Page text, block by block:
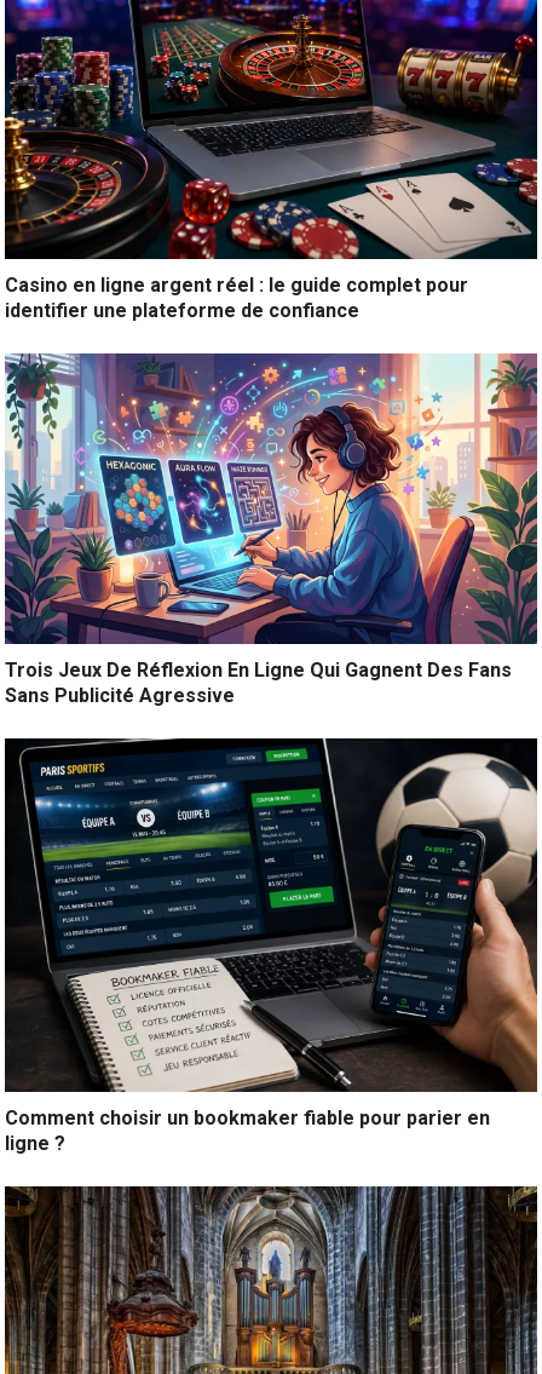
Casino en ligne argent réel : le guide complet pour
identifier une plateforme de confiance
Trois Jeux De Réflexion En Ligne Qui Gagnent Des Fans
Sans Publicité Agressive
Comment choisir un bookmaker fiable pour parier en
ligne ?